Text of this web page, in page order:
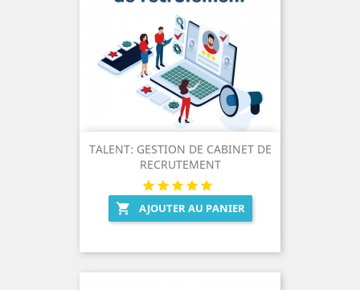
TALENT: GESTION DE CABINET DE
RECRUTEMENT
 AJOUTER AU PANIER